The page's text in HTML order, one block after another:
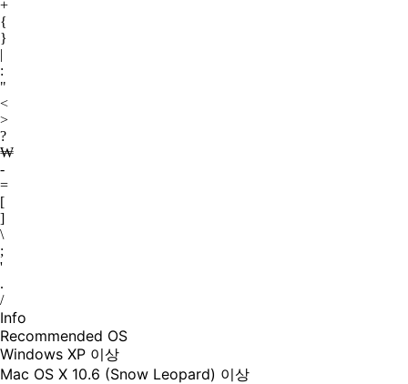
+
{
}
|
:
"
<
>
?
₩
-
=
[
]
\
;
'
.
/
Info
Recommended OS
Windows XP 이상
Mac OS X 10.6 (Snow Leopard) 이상